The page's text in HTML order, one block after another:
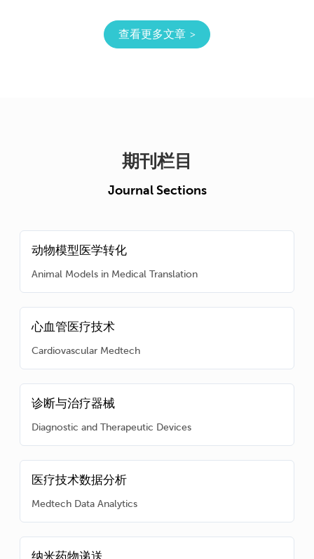
查看更多文章
期刊栏目
Journal Sections
动物模型医学转化
Animal Models in Medical Translation
心血管医疗技术
Cardiovascular Medtech
诊断与治疗器械
Diagnostic and Therapeutic Devices
医疗技术数据分析
Medtech Data Analytics
纳米药物递送